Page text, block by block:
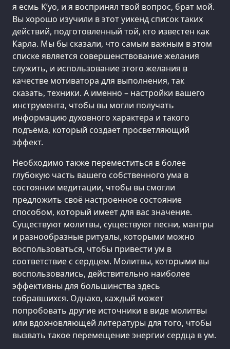
я есмь K’уо, и я воспринял твой вопрос, брат мой.
Вы хорошо изучили в этот уикенд список таких
действий, подготовленный той, кто известен как
Карла. Мы бы сказали, что самым важным в этом
списке является совершенствование желания
служить, и использование этого желания в
качестве мотиватора для выполнения, так
сказать, техники. А именно – настройки вашего
инструмента, чтобы вы могли получать
информацию духовного характера и такого
подъёма, который создает просветляющий
эффект.
Необходимо также переместиться в более
глубокую часть вашего собственного ума в
состоянии медитации, чтобы вы смогли
предложить своё настроенное состояние
способом, который имеет для вас значение.
Существуют молитвы, существуют песни, мантры
и разнообразные ритуалы, которыми можно
воспользоваться, чтобы привести ум в
соответствие с сердцем. Молитвы, которыми вы
воспользовались, действительно наиболее
эффективны для большинства здесь
собравшихся. Однако, каждый может
попробовать другие источники в виде молитвы
или вдохновляющей литературы для того, чтобы
вызвать такое перемещение энергии сердца в ум.